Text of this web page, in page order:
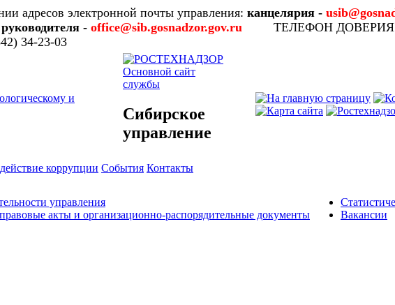
адресов электронной почты управления: канцелярия -
- office@sib.gosnadzor.gov.ru
ТЕЛЕФОН
34-23-03
Основной сайт
службы
Сибирское
управление
коррупции События Контакты
управления
акты и организационно-распорядительные документы
Вакансии